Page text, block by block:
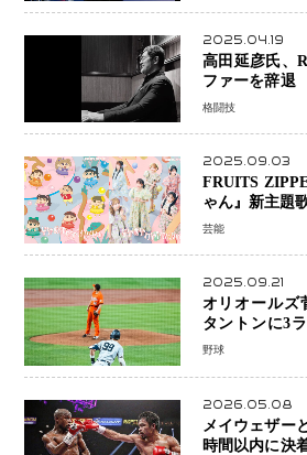
2025.04.19
高田延彦氏、
ファーを辞退
「すでに終え
格闘技
2025.09.03
FRUITS
ゃん』新主題
芸能
2025.09.21
オリオールズ
タントンに3
で降板
野球
2026.05.08
メイウェザー
時間以内に決